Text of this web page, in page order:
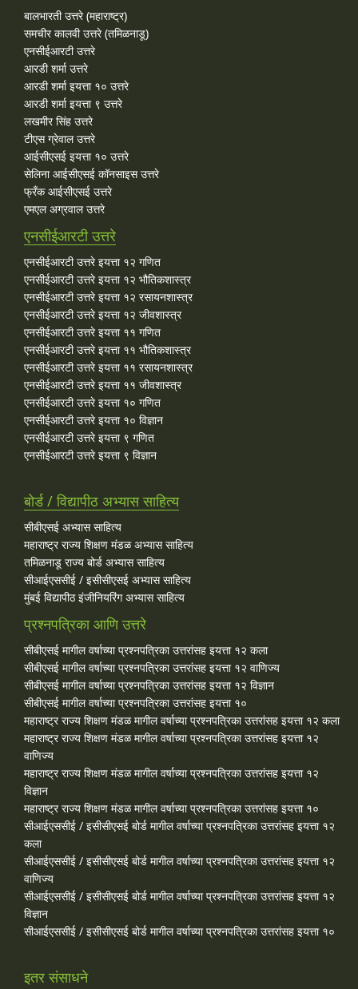
बालभारती उत्तरे (महाराष्ट्र)
समचीर कालवी उत्तरे (तमिळनाडू)
एनसीईआरटी उत्तरे
आरडी शर्मा उत्तरे
आरडी शर्मा इयत्ता १० उत्तरे
आरडी शर्मा इयत्ता ९ उत्तरे
लखमीर सिंह उत्तरे
टीएस ग्रेवाल उत्तरे
आईसीएसई इयत्ता १० उत्तरे
सेलिना आईसीएसई कॉनसाइस उत्तरे
फ्रँक आईसीएसई उत्तरे
एमएल अग्रवाल उत्तरे
एनसीईआरटी उत्तरे
एनसीईआरटी उत्तरे इयत्ता १२ गणित
एनसीईआरटी उत्तरे इयत्ता १२ भौतिकशास्त्र
एनसीईआरटी उत्तरे इयत्ता १२ रसायनशास्त्र
एनसीईआरटी उत्तरे इयत्ता १२ जीवशास्त्र
एनसीईआरटी उत्तरे इयत्ता ११ गणित
एनसीईआरटी उत्तरे इयत्ता ११ भौतिकशास्त्र
एनसीईआरटी उत्तरे इयत्ता ११ रसायनशास्त्र
एनसीईआरटी उत्तरे इयत्ता ११ जीवशास्त्र
एनसीईआरटी उत्तरे इयत्ता १० गणित
एनसीईआरटी उत्तरे इयत्ता १० विज्ञान
एनसीईआरटी उत्तरे इयत्ता ९ गणित
एनसीईआरटी उत्तरे इयत्ता ९ विज्ञान
बोर्ड / विद्यापीठ अभ्यास साहित्य
सीबीएसई अभ्यास साहित्य
महाराष्ट्र राज्य शिक्षण मंडळ अभ्यास साहित्य
तमिळनाडू राज्य बोर्ड अभ्यास साहित्य
सीआईएससीई / इसीसीएसई अभ्यास साहित्य
मुंबई विद्यापीठ इंजीनियरिंग अभ्यास साहित्य
प्रश्नपत्रिका आणि उत्तरे
सीबीएसई मागील वर्षाच्या प्रश्‍नपत्रिका उत्तरांसह इयत्ता १२ कला
सीबीएसई मागील वर्षाच्या प्रश्‍नपत्रिका उत्तरांसह इयत्ता १२ वाणिज्य
सीबीएसई मागील वर्षाच्या प्रश्‍नपत्रिका उत्तरांसह इयत्ता १२ विज्ञान
सीबीएसई मागील वर्षाच्या प्रश्‍नपत्रिका उत्तरांसह इयत्ता १०
महाराष्ट्र राज्य शिक्षण मंडळ मागील वर्षाच्या प्रश्‍नपत्रिका उत्तरांसह इयत्ता १२ कला
महाराष्ट्र राज्य शिक्षण मंडळ मागील वर्षाच्या प्रश्‍नपत्रिका उत्तरांसह इयत्ता १२
वाणिज्य
महाराष्ट्र राज्य शिक्षण मंडळ मागील वर्षाच्या प्रश्‍नपत्रिका उत्तरांसह इयत्ता १२
विज्ञान
महाराष्ट्र राज्य शिक्षण मंडळ मागील वर्षाच्या प्रश्‍नपत्रिका उत्तरांसह इयत्ता १०
सीआईएससीई / इसीसीएसई बोर्ड मागील वर्षाच्या प्रश्‍नपत्रिका उत्तरांसह इयत्ता १२
कला
सीआईएससीई / इसीसीएसई बोर्ड मागील वर्षाच्या प्रश्‍नपत्रिका उत्तरांसह इयत्ता १२
वाणिज्य
सीआईएससीई / इसीसीएसई बोर्ड मागील वर्षाच्या प्रश्‍नपत्रिका उत्तरांसह इयत्ता १२
विज्ञान
सीआईएससीई / इसीसीएसई बोर्ड मागील वर्षाच्या प्रश्‍नपत्रिका उत्तरांसह इयत्ता १०
इतर संसाधने